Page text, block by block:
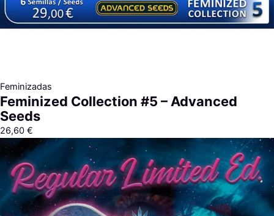
Feminizadas
Feminized Collection #5 – Advanced
Seeds
26,60 €